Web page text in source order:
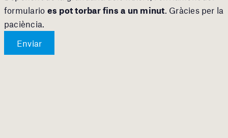
formulario es pot torbar fins a un minut. Gràcies per la
paciència.